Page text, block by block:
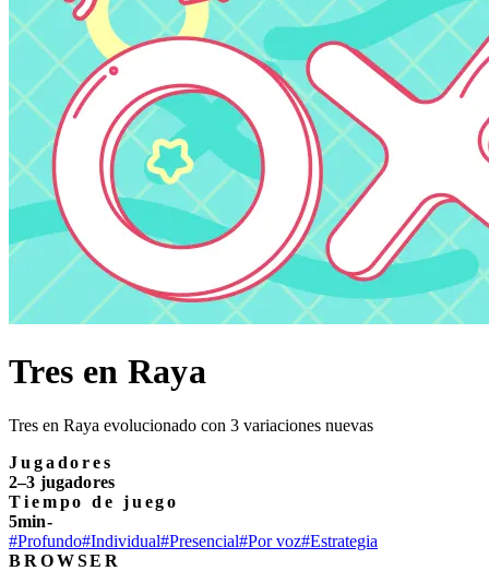
Tres en Raya
Tres en Raya evolucionado con 3 variaciones nuevas
Jugadores
2–3 jugadores
Tiempo de juego
5min-
#Profundo#Individual#Presencial#Por voz#Estrategia
BROWSER